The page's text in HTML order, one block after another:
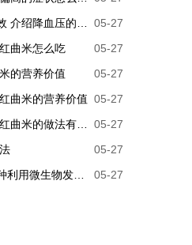
05-27
曲米怎么吃
05-27
的营养价值
05-27
曲米的营养价值 05-27
05-27
05-27
05-27